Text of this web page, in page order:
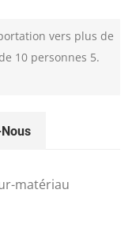
vers plus de
10 personnes 5.
matériau